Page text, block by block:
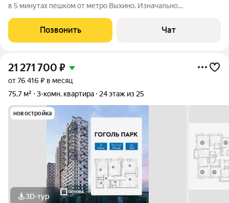
в 5 минутах пешком от метро Выхино. Изначально
Квартира продаётся с мебелью и техникой (по
договорённости). В собственности более 10
Позвонить Чат
21 271 700 ₽
от 76 416 ₽ в месяц
75,7 м²
3-комн. квартира 24 этаж из 25
новостройка
3D-тур